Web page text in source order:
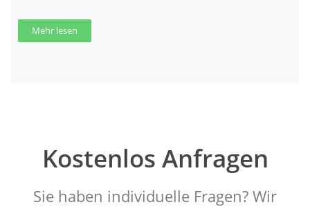
Mehr lesen
Kostenlos Anfragen
Sie haben individuelle Fragen? Wir